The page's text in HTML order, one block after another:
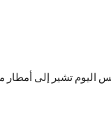
اليوم تشير إلى أمطار